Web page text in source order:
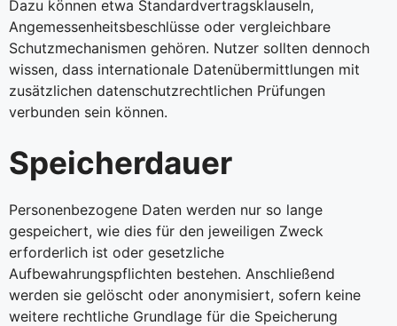
Dazu können etwa Standardvertragsklauseln,
Angemessenheitsbeschlüsse oder vergleichbare
Schutzmechanismen gehören. Nutzer sollten dennoch
wissen, dass internationale Datenübermittlungen mit
zusätzlichen datenschutzrechtlichen Prüfungen
verbunden sein können.
Speicherdauer
Personenbezogene Daten werden nur so lange
gespeichert, wie dies für den jeweiligen Zweck
erforderlich ist oder gesetzliche
Aufbewahrungspflichten bestehen. Anschließend
werden sie gelöscht oder anonymisiert, sofern keine
weitere rechtliche Grundlage für die Speicherung